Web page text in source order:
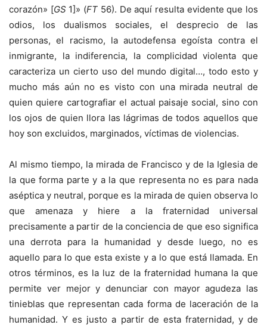
corazón» [GS1]» (FT 56). De aquí resulta evidente que los
odios, los dualismos sociales, el desprecio de las
personas, el racismo, la autodefensa egoísta contra el
inmigrante, la indiferencia, la complicidad violenta que
caracteriza un cierto uso del mundo digital…, todo esto y
mucho más aún no es visto con una mirada neutral de
quien quiere cartografiar el actual paisaje social, sino con
los ojos de quien llora las lágrimas de todos aquellos que
hoy son excluidos, marginados, víctimas de violencias.
Al mismo tiempo, la mirada de Francisco y de la Iglesia de
la que forma parte y a la que representa no es para nada
aséptica y neutral, porque es la mirada de quien observa lo
que amenaza y hiere a la fraternidad universal
precisamente a partir de la conciencia de que eso significa
una derrota para la humanidad y desde luego, no es
aquello para lo que esta existe y a lo que está llamada. En
otros términos, es la luz de la fraternidad humana la que
permite ver mejor y denunciar con mayor agudeza las
tinieblas que representan cada forma de laceración de la
humanidad. Y es justo a partir de esta fraternidad, y de